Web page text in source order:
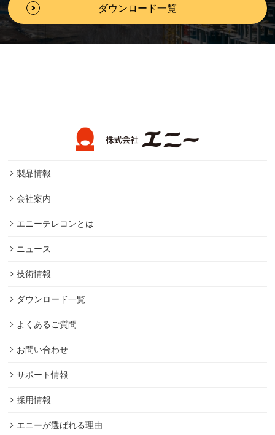
ダウンロード一覧
製品情報
会社案内
エニーテレコンとは
ニュース
技術情報
ダウンロード一覧
よくあるご質問
お問い合わせ
サポート情報
採用情報
エニーが選ばれる理由